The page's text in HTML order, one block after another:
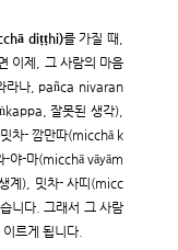
diṭṭhi)를 가질 때,
이제, 그 사람의 마음
라나, pañca nivaran
잘못된 생각),
차- 깜만따(micchā k
야-마(micchā vāyām
계), 밋차- 사띠(micc
니다. 그래서 그 사람
르게 됩니다.